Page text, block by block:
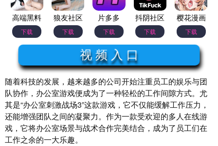
高端黑料
下载
狼友社区
下载
片多多
下载
抖阴社区
下载
樱花漫画
下载
视 频 入 口
随着科技的发展，越来越多的公司开始注重员工的娱乐与团
队协作，办公室游戏便成为了一种轻松的工作间隙方式。尤
其是“办公室刺激战场3”这款游戏，它不仅能缓解工作压力，
还能增强团队之间的凝聚力。作为一款受欢迎的多人在线游
戏，它将办公室场景与战术合作完美结合，成为了员工们在
工作之余的一大乐趣。